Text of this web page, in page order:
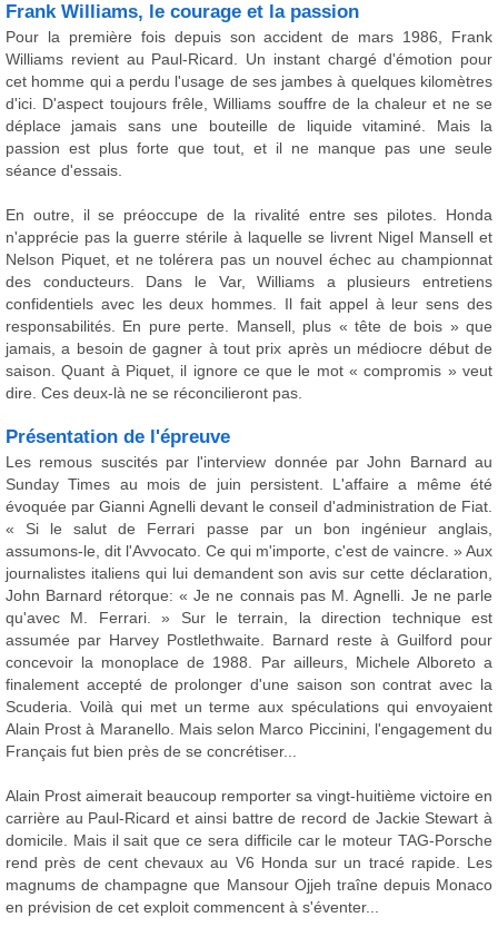
Frank Williams, le courage et la passion
Pour la première fois depuis son accident de mars 1986, Frank
Williams revient au Paul-Ricard. Un instant chargé d'émotion pour
cet homme qui a perdu l'usage de ses jambes à quelques kilomètres
d'ici. D'aspect toujours frêle, Williams souffre de la chaleur et ne se
déplace jamais sans une bouteille de liquide vitaminé. Mais la
passion est plus forte que tout, et il ne manque pas une seule
séance d'essais.
En outre, il se préoccupe de la rivalité entre ses pilotes. Honda
n'apprécie pas la guerre stérile à laquelle se livrent Nigel Mansell et
Nelson Piquet, et ne tolérera pas un nouvel échec au championnat
des conducteurs. Dans le Var, Williams a plusieurs entretiens
confidentiels avec les deux hommes. Il fait appel à leur sens des
responsabilités. En pure perte. Mansell, plus « tête de bois » que
jamais, a besoin de gagner à tout prix après un médiocre début de
saison. Quant à Piquet, il ignore ce que le mot « compromis » veut
dire. Ces deux-là ne se réconcilieront pas.
Présentation de l'épreuve
Les remous suscités par l'interview donnée par John Barnard au
Sunday Times au mois de juin persistent. L'affaire a même été
évoquée par Gianni Agnelli devant le conseil d'administration de Fiat.
« Si le salut de Ferrari passe par un bon ingénieur anglais,
assumons-le, dit l'Avvocato. Ce qui m'importe, c'est de vaincre. » Aux
journalistes italiens qui lui demandent son avis sur cette déclaration,
John Barnard rétorque: « Je ne connais pas M. Agnelli. Je ne parle
qu'avec M. Ferrari. » Sur le terrain, la direction technique est
assumée par Harvey Postlethwaite. Barnard reste à Guilford pour
concevoir la monoplace de 1988. Par ailleurs, Michele Alboreto a
finalement accepté de prolonger d'une saison son contrat avec la
Scuderia. Voilà qui met un terme aux spéculations qui envoyaient
Alain Prost à Maranello. Mais selon Marco Piccinini, l'engagement du
Français fut bien près de se concrétiser...
Alain Prost aimerait beaucoup remporter sa vingt-huitième victoire en
carrière au Paul-Ricard et ainsi battre de record de Jackie Stewart à
domicile. Mais il sait que ce sera difficile car le moteur TAG-Porsche
rend près de cent chevaux au V6 Honda sur un tracé rapide. Les
magnums de champagne que Mansour Ojjeh traîne depuis Monaco
en prévision de cet exploit commencent à s'éventer...